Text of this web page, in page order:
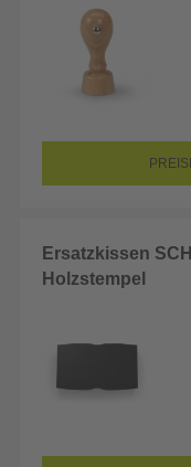
Seitenanzahl: 1-seitig
1/0-farbig
Ersatzkissen
Holzstempel